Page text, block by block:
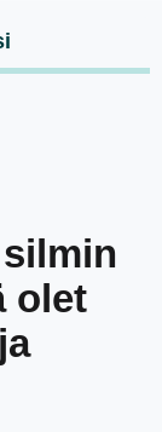
olet